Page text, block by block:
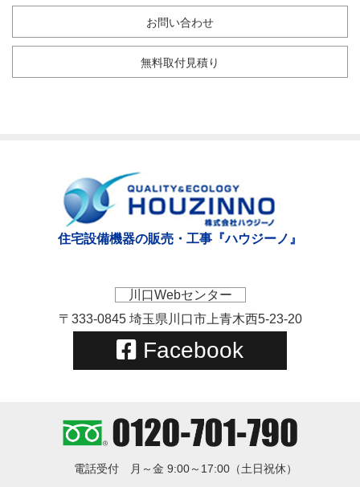
お問い合わせ
無料取付見積り
住宅設備機器の販売・工事『ハウジーノ』
川口Webセンター
〒333-0845 埼玉県川口市上青木西5-23-20
Facebook
電話受付 月～金 9:00～17:00（土日祝休）